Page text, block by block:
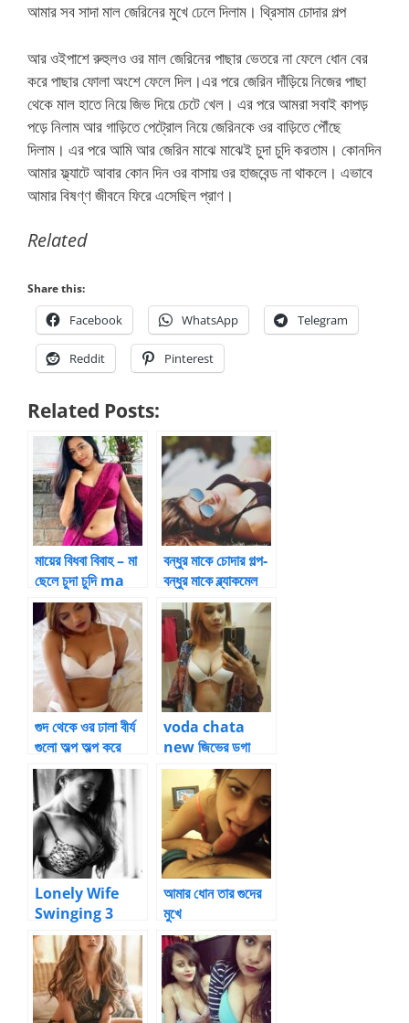
আমার সব সাদা মাল জেরিনের মুখে ঢেলে দিলাম। থ্রিসাম চোদার গল্প
আর ওইপাশে রুহুলও ওর মাল জেরিনের পাছার ভেতরে না ফেলে ধোন বের
করে পাছার ফোলা অংশে ফেলে দিল।এর পরে জেরিন দাঁড়িয়ে নিজের পাছা
থেকে মাল হাতে নিয়ে জিভ দিয়ে চেটে খেল। এর পরে আমরা সবাই কাপড়
পড়ে নিলাম আর গাড়িতে পেট্রোল নিয়ে জেরিনকে ওর বাড়িতে পৌঁছে
দিলাম। এর পরে আমি আর জেরিন মাঝে মাঝেই চুদা চুদি করতাম। কোনদিন
আমার ফ্ল্যাটে আবার কোন দিন ওর বাসায় ওর হাজবেন্ড না থাকলে। এভাবে
আমার বিষণ্ণ জীবনে ফিরে এসেছিল প্রাণ।
Related
Share this:
Facebook WhatsApp Telegram
Reddit Pinterest
Related Posts:
মায়ের বিধবা বিবাহ – মা
ছেলে চুদা চুদি ma
chele codacudi
bangla golpo
বন্ধুর মাকে চোদার গল্প-
বন্ধুর মাকে ব্ল্যাকমেল
করে রাম চোদা দিলাম
গুদ থেকে ওর ঢালা বীর্য
গুলো অল্প অল্প করে
বেড়াচ্ছে
voda chata
new জিভের ডগা
ভোদার ভিতর ঢুকাচ্ছে
আর বের করছে
Lonely Wife
Swinging 3
আমার ধোন তার গুদের
মুখে